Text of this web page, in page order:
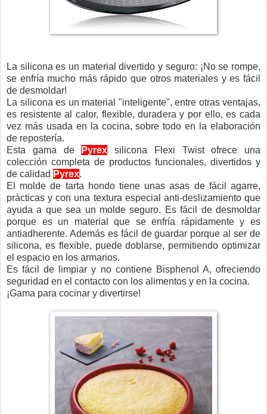
La silicona es un material divertido y seguro: ¡No se rompe,
se enfría mucho más rápido que otros materiales y es fácil
de desmoldar!
La silicona es un material "inteligente", entre otras ventajas,
es resistente al calor, flexible, duradera y por ello, es cada
vez más usada en la cocina, sobre todo en la elaboración
de repostería.
Esta gama de
Pyrex silicona Flexi Twist ofrece una
colección completa de productos funcionales, divertidos y
de calidad Pyrex.
El molde de tarta hondo tiene unas asas de fácil agarre,
prácticas y con una textura especial anti-deslizamiento que
ayuda a que sea un molde seguro. Es fácil de desmoldar
porque es un material que se enfría rápidamente y es
antiadherente. Además es fácil de guardar porque al ser de
silicona, es flexible, puede doblarse, permitiendo optimizar
el espacio en los armarios.
Es fácil de limpiar y no contiene Bisphenol A, ofreciendo
seguridad en el contacto con los alimentos y en la cocina.
¡Gama para cocinar y divertirse!